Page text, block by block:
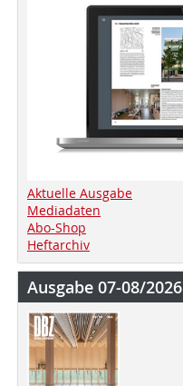
Aktuelle Ausgabe
Mediadaten
Abo-Shop
Heftarchiv
Ausgabe 07-08/2026